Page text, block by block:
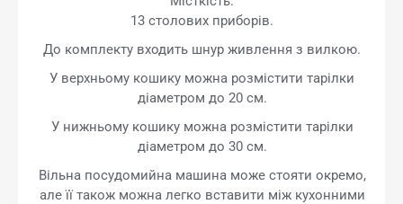
13 столових приборів.
До комплекту входить шнур живлення з вилкою.
У верхньому кошику можна розмістити тарілки
діаметром до 20 см.
У нижньому кошику можна розмістити тарілки
діаметром до 30 см.
Вільна посудомийна машина може стояти окремо,
але її також можна легко вставити між кухонними